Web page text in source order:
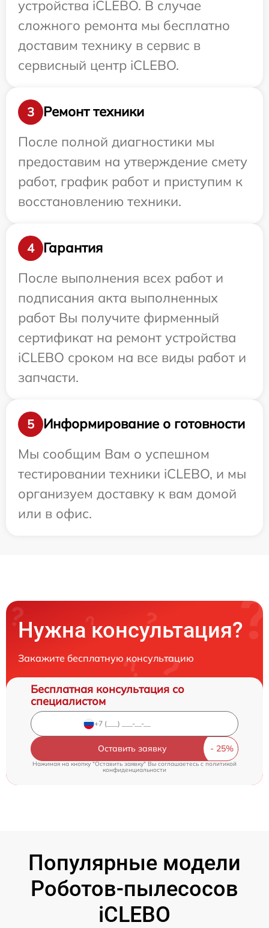
устройства iCLEBO. В случае
сложного ремонта мы бесплатно
доставим технику в сервис в
сервисный центр iCLEBO.
3
Ремонт техники
После полной диагностики мы
предоставим на утверждение смету
работ, график работ и приступим к
восстановлению техники.
4
Гарантия
После выполнения всех работ и
подписания акта выполненных
работ Вы получите фирменный
сертификат на ремонт устройства
iCLEBO сроком на все виды работ и
запчасти.
5
Информирование о готовности
Мы сообщим Вам о успешном
тестировании техники iCLEBO, и мы
организуем доставку к вам домой
или в офис.
Нужна консультация?
Закажите бесплатную консультацию
Бесплатная консультация со
специалистом
Оставить заявку
Нажимая на кнопку "Оставить заявку" Вы соглашаетесь cполитикой
конфиденциальности
Популярные модели
Роботов-пылесосов
iCLEBO